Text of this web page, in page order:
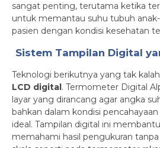
sangat penting, terutama ketika
untuk memantau suhu tubuh anak-
pasien dengan kondisi kesehatan
Sistem Tampilan Digital
Teknologi berikutnya yang tak
LCD digital . Termometer Digital
layar yang dirancang agar angka
bahkan dalam kondisi
ideal. Tampilan digital ini
memahami hasil pengukuran